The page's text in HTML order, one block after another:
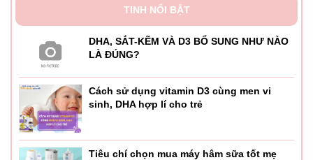
TINH NỔI BẬT
DHA, SẮT-KẼM VÀ D3 BỔ SUNG NHƯ NÀO
LÀ ĐÚNG?
Cách sử dụng vitamin D3 cùng men vi
sinh, DHA hợp lí cho trẻ
Tiêu chí chọn mua máy hâm sữa tốt mẹ